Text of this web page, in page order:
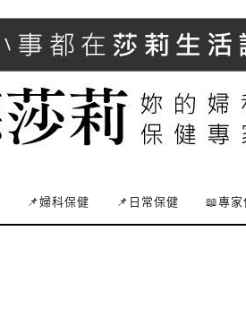
📌婦科保健 📌日常保健 📖專